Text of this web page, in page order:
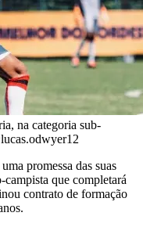
na categoria sub-
promessa das suas
campista que completará
contrato de formação